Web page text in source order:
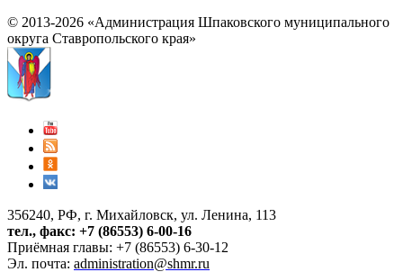
© 2013-2026 «Администрация Шпаковского муниципального
округа Ставропольского края»
356240, РФ, г. Михайловск, ул. Ленина, 113
тел., факс: +7 (86553) 6-00-16
Приёмная главы: +7 (86553) 6-30-12
Эл. почта: administration@shmr.ru